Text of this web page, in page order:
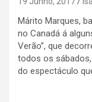
Márito Marques,
no Canadá á
Verão”, que
todos os
do espectáculo